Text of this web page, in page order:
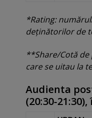
*Rating:
deţinătorilor de
**Share/Cotă
care se uitau la
Audienta
(20:30-